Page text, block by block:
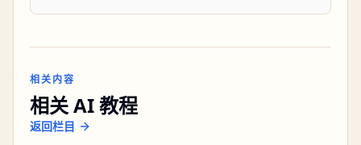
相关内容
相关 AI 教程
返回栏目